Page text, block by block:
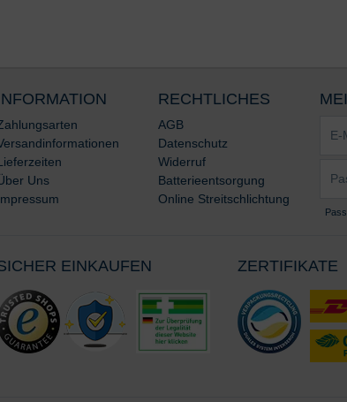
Uns
RECHTLICHES
AGB
Datenschutz
Widerruf
Batterieentsorgung
Online Streitschlichtung
Mail-
EINKAUFEN ZERTIFIKATE